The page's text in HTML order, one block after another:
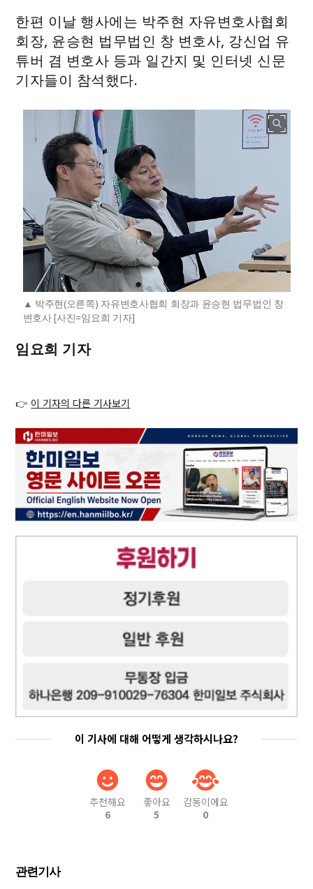
한편 이날 행사에는 박주현 자유변호사협회
회장, 윤승현 법무법인 창 변호사, 강신업 유
튜버 겸 변호사 등과 일간지 및 인터넷 신문
기자들이 참석했다.
박주현(오른쪽) 자유변호사협회 회장과 윤승현 법무법인 창
변호사 [사진=임요희 기자]
임요희 기자
👉 이 기자의 다른 기사보기
이 기사에 대해 어떻게 생각하시나요?
추천해요
6
좋아요
5
감동이에요
0
관련기사